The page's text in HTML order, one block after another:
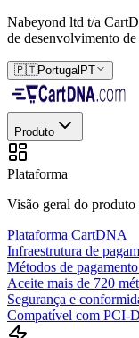
Nabeyond ltd t/a
de desenvolvimento
🇵🇹Portugal PT
Produto
Plataforma
Visão geral do
Plataforma CartDNA
Infraestrutura de
Métodos de
Aceite mais de 720
Segurança e
Compatível com PCI-